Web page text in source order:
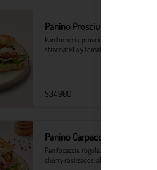
Panino Prosciutto
Pan focaccia, prosciutto, rúgula,
stracciatella y tomates secos
$34.900
Panino Carpaccio y trufa
Pan focaccia, rúgula, stracciatella,
cherry rostizados, alcaparras y trufa